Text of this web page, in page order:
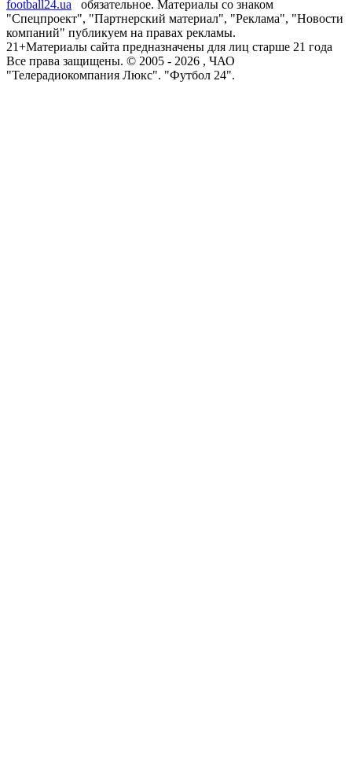
football24.ua
обязательное. Материалы со знаком
"Спецпроект", "Партнерский материал", "Реклама", "Новости
компаний" публикуем на правах рекламы.
21+Материалы сайта предназначены для лиц старше 21 года
Все права защищены. © 2005 - 2026 , ЧАО
"Телерадиокомпания Люкс". "Футбол 24".